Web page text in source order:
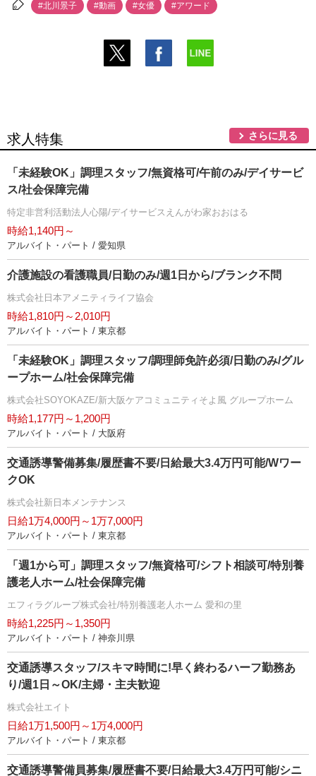
#北川景子 #動画 #女優 #アワード
求人特集 さらに見る
「未経験OK」調理スタッフ/無資格可/午前のみ/デイサービ
ス/社会保障完備
特定非営利活動法人心陽/デイサービスえんがわ家おおはる
時給1,140円～
アルバイト・パート / 愛知県
介護施設の看護職員/日勤のみ/週1日から/ブランク不問
株式会社日本アメニティライフ協会
時給1,810円～2,010円
アルバイト・パート / 東京都
「未経験OK」調理スタッフ/調理師免許必須/日勤のみ/グル
ープホーム/社会保障完備
株式会社SOYOKAZE/新大阪ケアコミュニティそよ風 グループホーム
時給1,177円～1,200円
アルバイト・パート / 大阪府
交通誘導警備募集/履歴書不要/日給最大3.4万円可能/Wワー
クOK
株式会社新日本メンテナンス
日給1万4,000円～1万7,000円
アルバイト・パート / 東京都
「週1から可」調理スタッフ/無資格可/シフト相談可/特別養
護老人ホーム/社会保障完備
エフィラグループ株式会社/特別養護老人ホーム 愛和の里
時給1,225円～1,350円
アルバイト・パート / 神奈川県
交通誘導スタッフ/スキマ時間に!早く終わるハーフ勤務あ
り/週1日～OK/主婦・主夫歓迎
株式会社エイト
日給1万1,500円～1万4,000円
アルバイト・パート / 東京都
交通誘導警備員募集/履歴書不要/日給最大3.4万円可能/シニ